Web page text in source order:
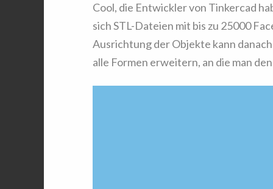
Cool, die Entwickler von Tinkercad
sich STL-Dateien mit bis zu 25000
Ausrichtung der Objekte kann
alle Formen erweitern, an die man